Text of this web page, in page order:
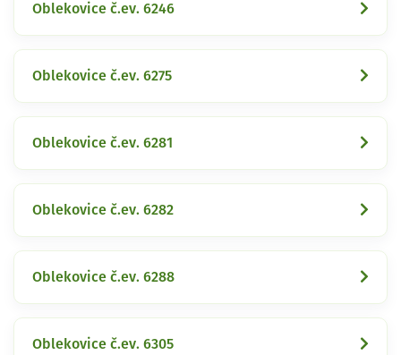
Oblekovice č.ev. 6246
Oblekovice č.ev. 6275
Oblekovice č.ev. 6281
Oblekovice č.ev. 6282
Oblekovice č.ev. 6288
Oblekovice č.ev. 6305